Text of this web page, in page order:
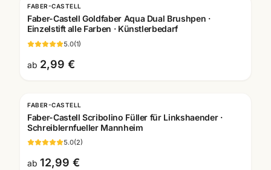
FABER-CASTELL
Faber-Castell Goldfaber Aqua Dual Brushpen ·
Einzelstift alle Farben · Künstlerbedarf
5.0(1)
ab 2,99 €
FABER-CASTELL
Faber-Castell Scribolino Füller für Linkshaender ·
Schreiblernfueller Mannheim
5.0(2)
ab 12,99 €